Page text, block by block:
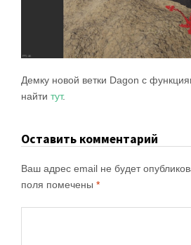
Демку новой ветки Dagon с
найти тут.
Оставить комментарий
Ваш адрес email не будет
поля помечены *